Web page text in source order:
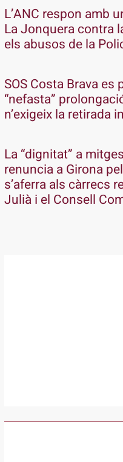
L’ANC respon amb
La Jonquera contra
els abusos de la
SOS Costa Brava es
“nefasta”
n’exigeix la retirada
La “dignitat” a
renuncia a Girona
s’aferra als càrrecs
Julià i el Consell